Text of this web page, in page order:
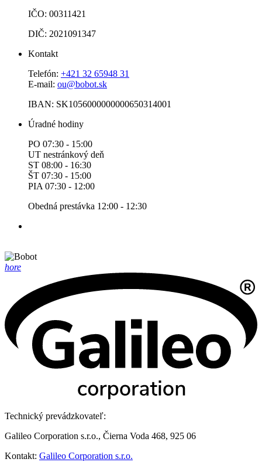
IČO: 00311421
DIČ: 2021091347
Kontakt
Telefón: +421 32 65948 31
E-mail: ou@bobot.sk
IBAN: SK1056000000000650314001
Úradné hodiny
PO 07:30 - 15:00
UT nestránkový deň
ST 08:00 - 16:30
ŠT 07:30 - 15:00
PIA 07:30 - 12:00
Obedná prestávka 12:00 - 12:30
hore
Technický prevádzkovateľ:
Galileo Corporation s.r.o., Čierna Voda 468, 925 06
Kontakt: Galileo Corporation s.r.o.